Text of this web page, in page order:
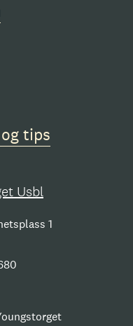
tips
Usbl
1